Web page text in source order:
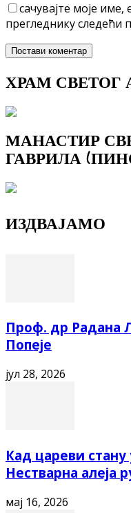
сачувајте моје
прегледнику следећи
ХРАМ
МАНАСТИР
ГАВРИЛА
ИЗДВАЈАМО
Проф. др Радана
Попеје
јул 28, 2026
Кад цареви
Нестварна алеја
мај 16, 2026